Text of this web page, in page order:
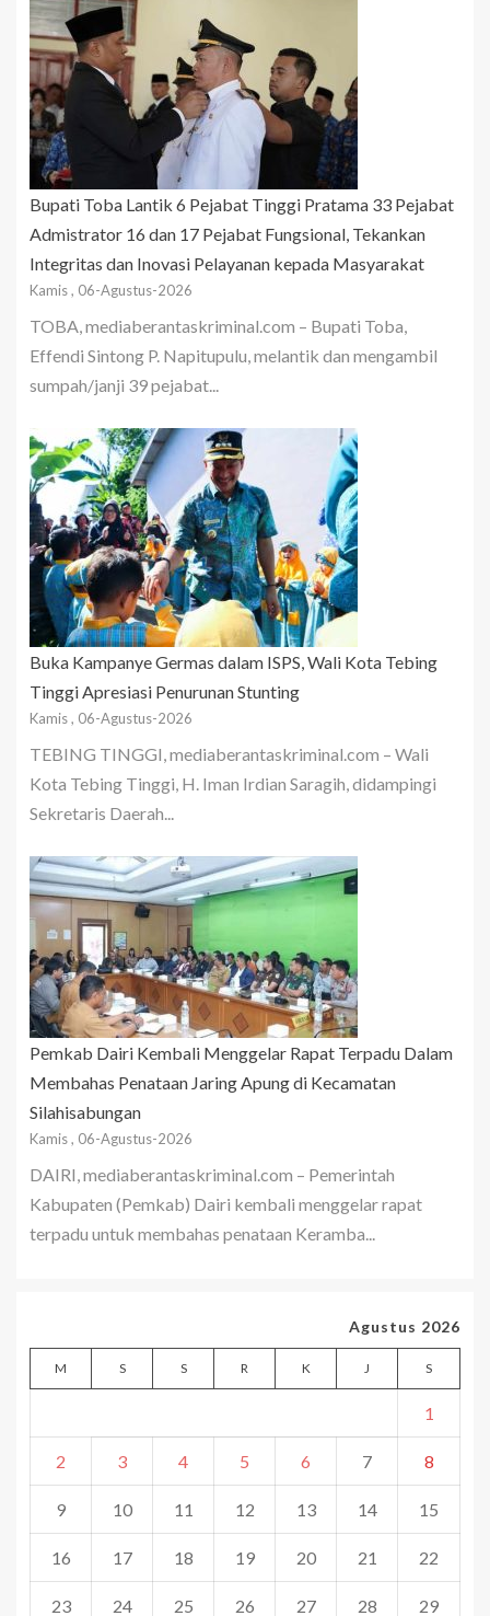
Bupati Toba Lantik 6 Pejabat Tinggi Pratama 33 Pejabat
Admistrator 16 dan 17 Pejabat Fungsional, Tekankan
Integritas dan Inovasi Pelayanan kepada Masyarakat
Kamis , 06-Agustus-2026
TOBA, mediaberantaskriminal.com – Bupati Toba,
Effendi Sintong P. Napitupulu, melantik dan mengambil
sumpah/janji 39 pejabat...
Buka Kampanye Germas dalam ISPS, Wali Kota Tebing
Tinggi Apresiasi Penurunan Stunting
Kamis , 06-Agustus-2026
TEBING TINGGI, mediaberantaskriminal.com – Wali
Kota Tebing Tinggi, H. Iman Irdian Saragih, didampingi
Sekretaris Daerah...
Pemkab Dairi Kembali Menggelar Rapat Terpadu Dalam
Membahas Penataan Jaring Apung di Kecamatan
Silahisabungan
Kamis , 06-Agustus-2026
DAIRI, mediaberantaskriminal.com – Pemerintah
Kabupaten (Pemkab) Dairi kembali menggelar rapat
terpadu untuk membahas penataan Keramba...
Agustus 2026
M S S R K J S
1
2 3 4 5 6 7 8
9 10 11 12 13 14 15
16 17 18 19 20 21 22
23 24 25 26 27 28 29